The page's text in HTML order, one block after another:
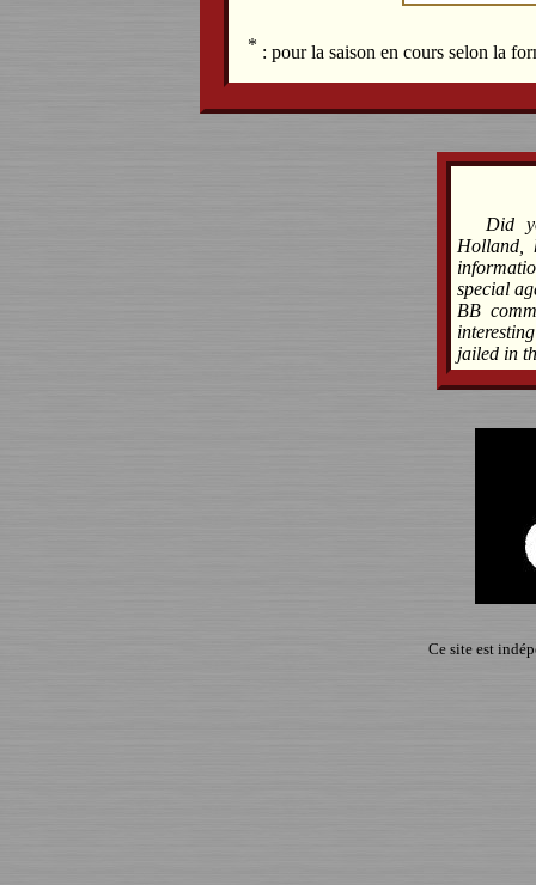
* : pour la saison en cours selon la
Did
Holland,
special
BB
jailed in
Ce site est